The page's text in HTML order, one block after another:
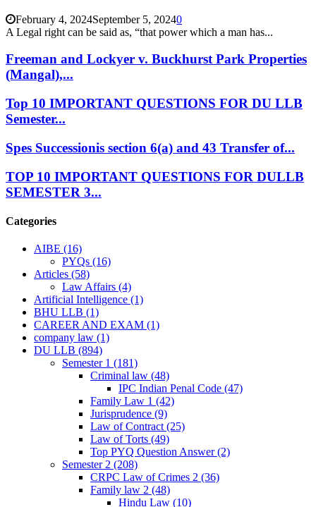
February 4, 2024September 5, 20240
A Legal right can be said as, “that power which a man has...
Freeman and Lockyer v. Buckhurst Park Properties
(Mangal),...
Top 10 IMPORTANT QUESTIONS FOR DU LLB
Semester...
Spes Successionis section 6(a) and 43 Transfer of...
TOP 10 IMPORTANT QUESTIONS FOR DULLB
SEMESTER 3...
Categories
AIBE (16)
PYQs (16)
Articles (58)
Law Affairs (4)
Artificial Intelligence (1)
BHU LLB (1)
CAREER AND EXAM (1)
company law (1)
DU LLB (894)
Semester 1 (181)
Criminal law (48)
IPC Indian Penal Code (47)
Family Law 1 (42)
Jurisprudence (9)
Law of Contract (25)
Law of Torts (49)
Top PYQ Question Answer(2)
Semester 2 (208)
CRPC Law of Crimes 2 (36)
Family law 2 (48)
Hindu Law (10)